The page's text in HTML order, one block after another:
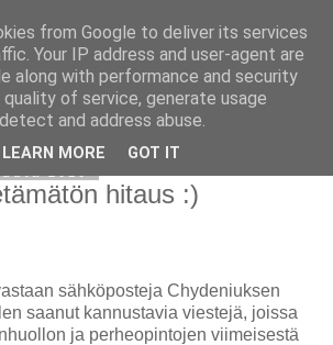
hitaus :)
sähköposteja Chydeniuksen
saanut kannustavia viestejä, joissa
ja perheopintojen viimeisestä
from Google to deliver its services
Your IP address and user-agent are
along with performance and security
of service, generate usage
and address abuse.
LEARN MORE GOT IT